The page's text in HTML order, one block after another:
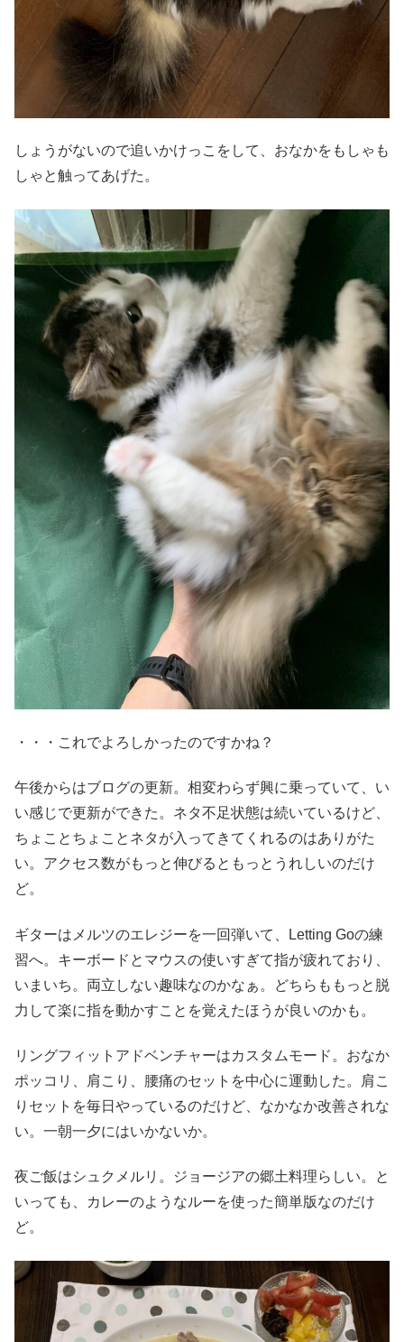
しょうがないので追いかけっこをして、おなかをもしゃも
しゃと触ってあげた。
・・・これでよろしかったのですかね？
午後からはブログの更新。相変わらず興に乗っていて、い
い感じで更新ができた。ネタ不足状態は続いているけど、
ちょことちょことネタが入ってきてくれるのはありがた
い。アクセス数がもっと伸びるともっとうれしいのだけ
ど。
ギターはメルツのエレジーを一回弾いて、Letting Goの練
習へ。キーボードとマウスの使いすぎて指が疲れており、
いまいち。両立しない趣味なのかなぁ。どちらももっと脱
力して楽に指を動かすことを覚えたほうが良いのかも。
リングフィットアドベンチャーはカスタムモード。おなか
ポッコリ、肩こり、腰痛のセットを中心に運動した。肩こ
りセットを毎日やっているのだけど、なかなか改善されな
い。一朝一夕にはいかないか。
夜ご飯はシュクメルリ。ジョージアの郷土料理らしい。と
いっても、カレーのようなルーを使った簡単版なのだけ
ど。